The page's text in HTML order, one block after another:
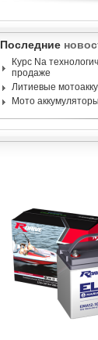
Последние
Курс Na
продаже
Литиевые
Мото